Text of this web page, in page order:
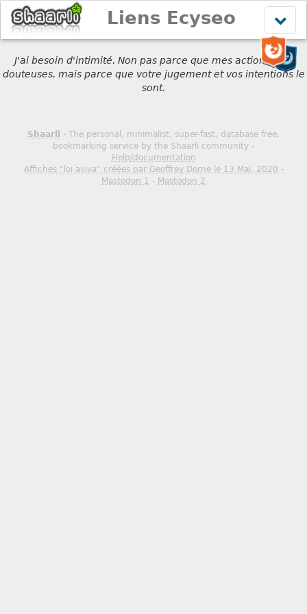
le
menu
Liens Ecyseo
J'ai besoin d'intimité. Non pas parce que mes actions sont
douteuses, mais parce que votre jugement et vos intentions le
sont.
Shaarli - The personal, minimalist, super-fast, database free,
bookmarking service by the Shaarli community -
Help/documentation
Affiches "loi aviva" créées par Geoffrey Dorne le 13 Mai, 2020 -
Mastodon 1 - Mastodon 2